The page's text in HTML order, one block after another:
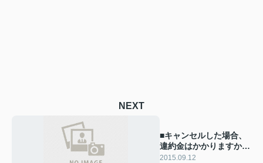
NEXT
■キャンセルした場合、
違約金はかかりますか？
■
2015.09.12